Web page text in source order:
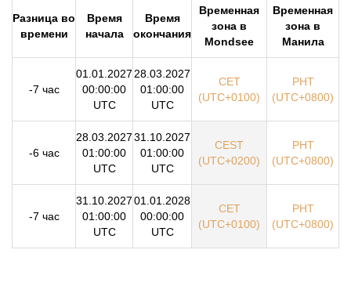
Разница во
времени
Время
начала
Время
окончания
Временная
зона в
Mondsee
Временная
зона в
Манила
-7 час
01.01.2027
00:00:00
UTC
28.03.2027
01:00:00
UTC
CET
(UTC+0100)
PHT
(UTC+0800)
-6 час
28.03.2027
01:00:00
UTC
31.10.2027
01:00:00
UTC
CEST
(UTC+0200)
PHT
(UTC+0800)
-7 час
31.10.2027
01:00:00
UTC
01.01.2028
00:00:00
UTC
CET
(UTC+0100)
PHT
(UTC+0800)